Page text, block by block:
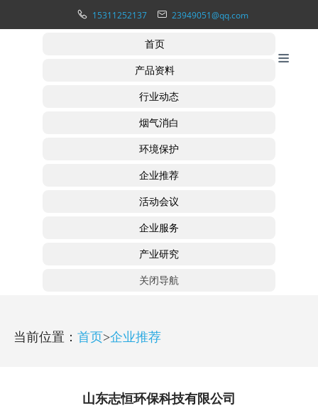
15311252137 23949051@qq.com
首页
产品资料
行业动态
烟气消白
环境保护
企业推荐
活动会议
企业服务
产业研究
关闭导航
当前位置：首页>企业推荐
山东志恒环保科技有限公司